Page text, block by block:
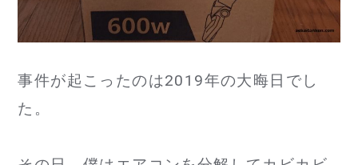
事件が起こったのは2019年の大晦日でし
た。